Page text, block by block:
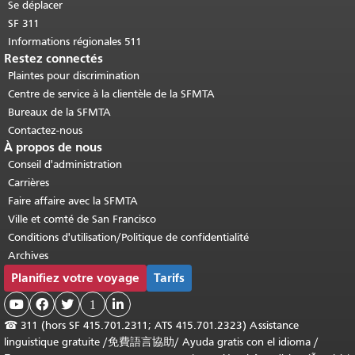
Se déplacer
SF 311
Informations régionales 511
Restez connectés
Plaintes pour discrimination
Centre de service à la clientèle de la SFMTA
Bureaux de la SFMTA
Contactez-nous
À propos de nous
Conseil d'administration
Carrières
Faire affaire avec la SFMTA
Ville et comté de San Francisco
Conditions d'utilisation/Politique de confidentialité
Archives
Planifiez votre voyage Tarifs
   1 
☎ 311 (hors SF 415.701.2311; ATS 415.701.2323) Assistance
linguistique gratuite /免費語言協助/ Ayuda gratis con el idioma /